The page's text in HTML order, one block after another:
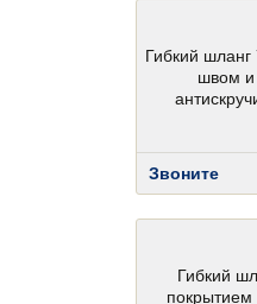
Гибкий
швом и
Звоните
Гибкий
покрытием